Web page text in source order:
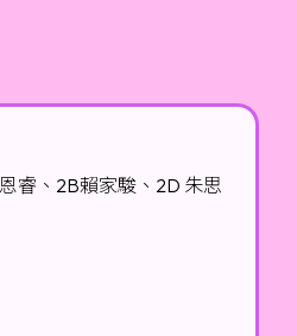
睿、2B賴家駿、2D 朱思